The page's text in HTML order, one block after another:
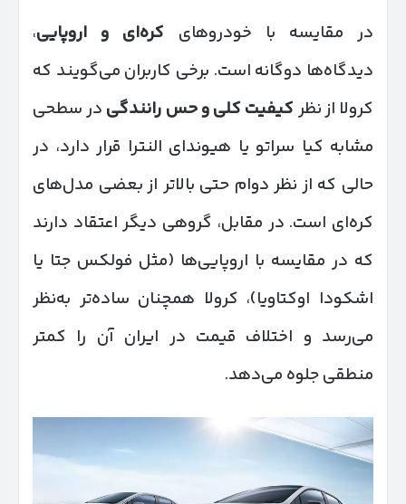
در مقایسه با خودروهای کره‌ای و اروپایی،
دیدگاه‌ها دوگانه است. برخی کاربران می‌گویند که
کرولا از نظر کیفیت کلی و حس رانندگی در سطحی
مشابه کیا سراتو یا هیوندای النترا قرار دارد، در
حالی که از نظر دوام حتی بالاتر از بعضی مدل‌های
کره‌ای است. در مقابل، گروهی دیگر اعتقاد دارند
که در مقایسه با اروپایی‌ها (مثل فولکس جتا یا
اشکودا اوکتاویا)، کرولا همچنان ساده‌تر به‌نظر
می‌رسد و اختلاف قیمت در ایران آن را کمتر
منطقی جلوه می‌دهد.